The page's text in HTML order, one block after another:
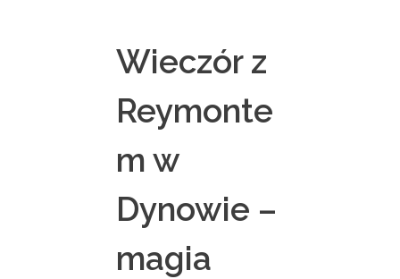
Wieczór z
Reymonte
m w
Dynowie –
magia